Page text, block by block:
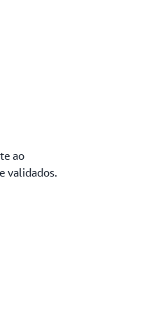
ao
validados.